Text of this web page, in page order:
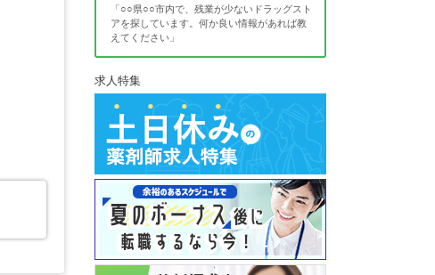
「○○県○○市内で、残業が少ないドラッグスト
アを探しています。何か良い情報があれば教
えてください」
求人特集